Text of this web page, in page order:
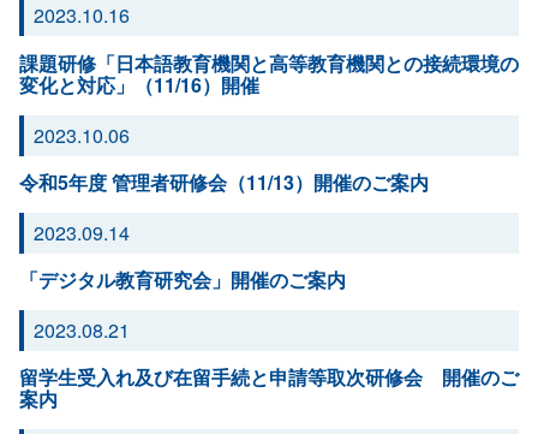
2023.10.16
課題研修「日本語教育機関と高等教育機関との接続環境の
変化と対応」（11/16）開催
2023.10.06
令和5年度 管理者研修会（11/13）開催のご案内
2023.09.14
「デジタル教育研究会」開催のご案内
2023.08.21
留学生受入れ及び在留手続と申請等取次研修会 開催のご
案内